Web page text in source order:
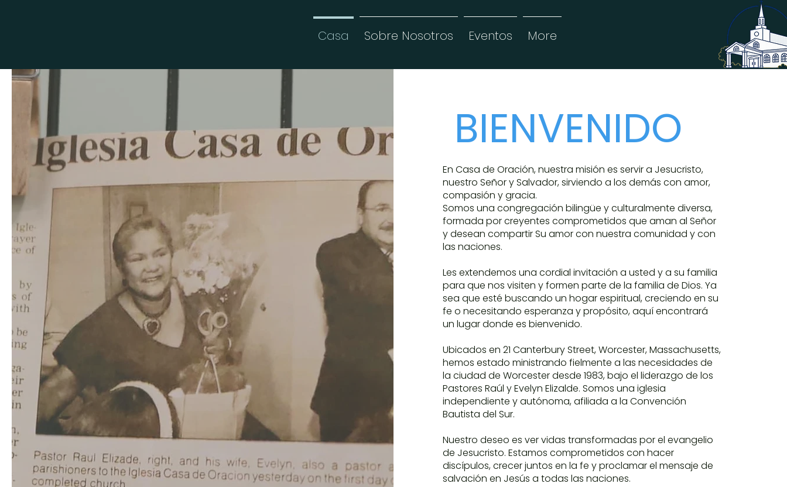
Casa Sobre Nosotros Eventos More
BIENVENIDO
En Casa de Oración, nuestra misión es servir a Jesucristo,
nuestro Señor y Salvador, sirviendo a los demás con amor,
compasión y gracia.
Somos una congregación bilingüe y culturalmente diversa,
formada por creyentes comprometidos que aman al Señor
y desean compartir Su amor con nuestra comunidad y con
las naciones.
Les extendemos una cordial invitación a usted y a su familia
para que nos visiten y formen parte de la familia de Dios. Ya
sea que esté buscando un hogar espiritual, creciendo en su
fe o necesitando esperanza y propósito, aquí encontrará
un lugar donde es bienvenido.
Ubicados en 21 Canterbury Street, Worcester, Massachusetts,
hemos estado ministrando fielmente a las necesidades de
la ciudad de Worcester desde 1983, bajo el liderazgo de los
Pastores Raúl y Evelyn Elizalde. Somos una iglesia
independiente y autónoma, afiliada a la Convención
Bautista del Sur.
Nuestro deseo es ver vidas transformadas por el evangelio
de Jesucristo. Estamos comprometidos con hacer
discípulos, crecer juntos en la fe y proclamar el mensaje de
salvación en Jesús a todas las naciones.